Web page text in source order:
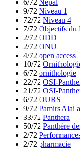
6/72 Népal
9/72 Niveau 1
72/72 Niveau 4
7/72 Objectifs du
2/72 ODD
2/72 ONU
4/72 open access
10/72
6/72 ornithologie
22/72 OSI-
21/72 OSI-
6/72 OURS
9/72 Pamirs Alai
33/72 Panthera
50/72 Panthère
2/72
2/72 pharmacie